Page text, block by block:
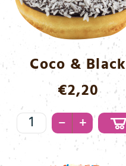
Coco & Black
€2,20
Coco
&
Black
– +